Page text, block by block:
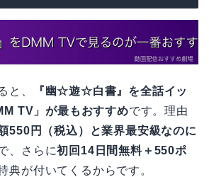
と、
『幽☆遊☆白書』を全話イッ
TV」が最もおすすめです。理由
550円（税込）と業界最安級なのに
、さらに初回14日間無料＋550ポ
典が付いてくるからです。